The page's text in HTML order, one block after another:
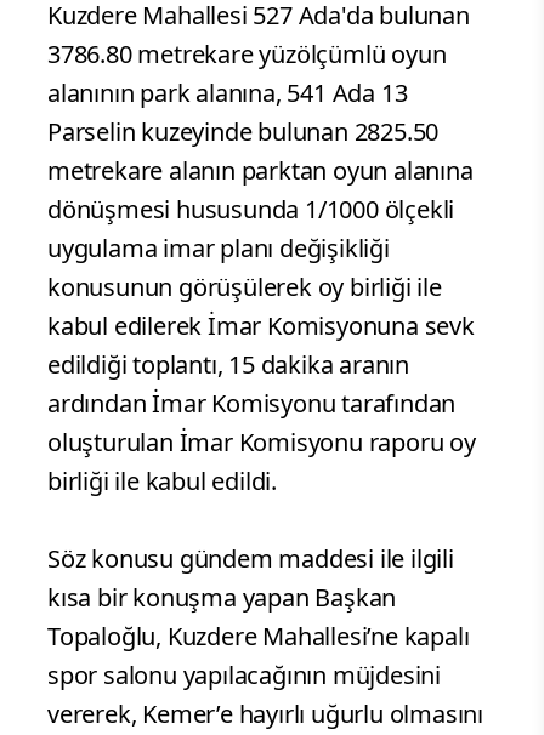
Kuzdere Mahallesi 527 Ada'da bulunan
3786.80 metrekare yüzölçümlü oyun
alanının park alanına, 541 Ada 13
Parselin kuzeyinde bulunan 2825.50
metrekare alanın parktan oyun alanına
dönüşmesi hususunda 1/1000 ölçekli
uygulama imar planı değişikliği
konusunun görüşülerek oy birliği ile
kabul edilerek İmar Komisyonuna sevk
edildiği toplantı, 15 dakika aranın
ardından İmar Komisyonu tarafından
oluşturulan İmar Komisyonu raporu oy
birliği ile kabul edildi.
Söz konusu gündem maddesi ile ilgili
kısa bir konuşma yapan Başkan
Topaloğlu, Kuzdere Mahallesi’ne kapalı
spor salonu yapılacağının müjdesini
vererek, Kemer’e hayırlı uğurlu olmasını